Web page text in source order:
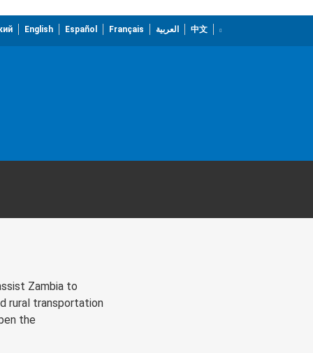
English Español Français العربية 中文
Zambia to
rural transportation
the